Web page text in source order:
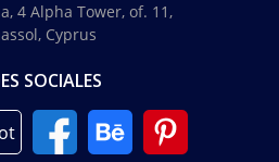
4 Alpha Tower, of. 11,
Cyprus
SOCIALES